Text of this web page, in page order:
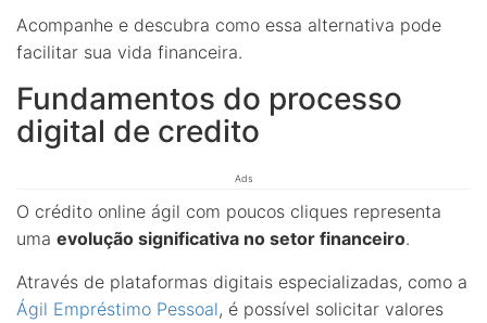
Acompanhe e descubra como essa alternativa pode
facilitar sua vida financeira.
Fundamentos do processo
digital de credito
Ads
O crédito online ágil com poucos cliques representa
uma evolução significativa no setor financeiro.
Através de plataformas digitais especializadas, como a
Ágil Empréstimo Pessoal, é possível solicitar valores